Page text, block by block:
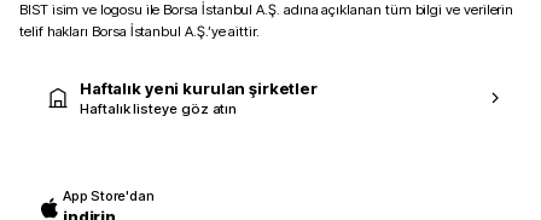
BIST isim ve logosu ile Borsa İstanbul A.Ş. adına açıklanan tüm bilgi ve verilerin
telif hakları Borsa İstanbul A.Ş.’ye aittir.
Haftalık yeni kurulan şirketler
Haftalık listeye göz atın
App Store'dan